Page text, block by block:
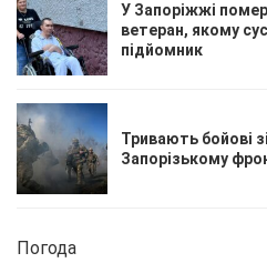
У Запоріжжі
ветеран, якому
підйомник
Тривають бойові
Запорізькому
Погода